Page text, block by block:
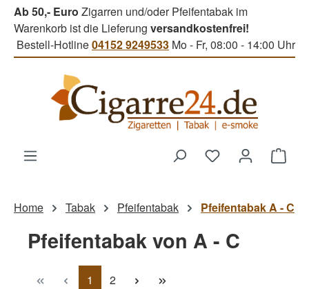
Zum Hauptinhalt springen
Ab 50,- Euro Zigarren und/oder Pfeifentabak im
Warenkorb ist die Lieferung versandkostenfrei!
Bestell-Hotline04152 9249533 Mo - Fr, 08:00 - 14:00 Uhr
Du hast 0
Home Tabak Pfeifentabak Pfeifentabak A - C
Pfeifentabak von A - C
Seite
1 Seite
2